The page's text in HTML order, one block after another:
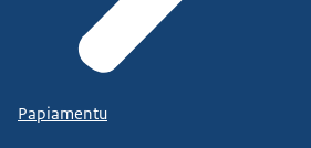
Papiamentu